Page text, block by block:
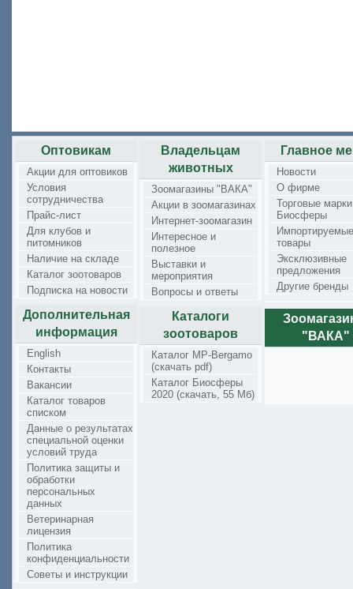
Оптовикам
Акции для оптовиков
Условия
сотрудничества
Прайс-лист
Для клубов и
питомников
Наличие на складе
Каталог зоотоваров
Подписка на новости
Дополнительная
информация
English
Контакты
Вакансии
Каталог товаров
списком
Данные о результатах
специальной оценки
условий труда
Политика защиты и
обработки
персональных
данных
Ветеринарная
лицензия
Политика
конфиденциальности
Советы и инструкции
Владельцам
животных
Зоомагазины "ВАКА"
Акции в зоомагазинах
Интернет-зоомагазин
Интересное и
полезное
Выставки и
мероприятия
Вопросы и ответы
Каталоги
зоотоваров
Каталог MP-Bergamo
(скачать pdf)
Каталог Биосферы
2020 (скачать, 55 Мб)
Главное
Новости
О фирме
Торговые марки
Биосферы
Импортируемые
товары
Эксклюзивные
предложения
Другие бренды
"ВАКА"